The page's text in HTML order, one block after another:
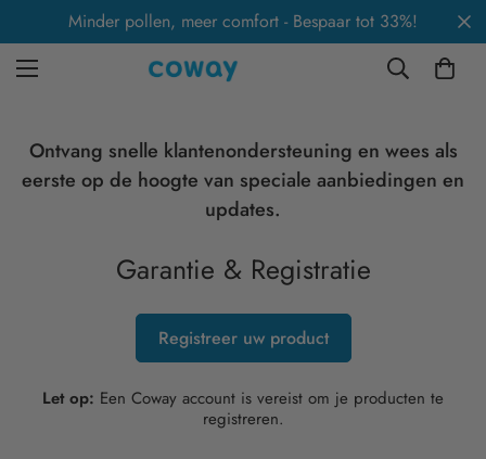
Minder pollen, meer comfort - Bespaar tot 33%!
Ontvang snelle klantenondersteuning en wees als
eerste op de hoogte van speciale aanbiedingen en
updates.
Garantie & Registratie
Registreer uw product
Let op: Een Coway account is vereist om je producten te
registreren.